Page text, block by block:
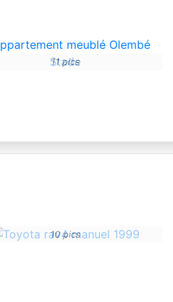
11 pics
10 pics